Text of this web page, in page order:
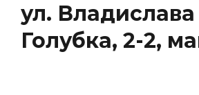
ул. Владислава
Голубка, 2-2,